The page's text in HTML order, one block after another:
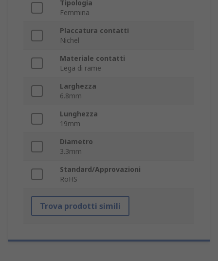
Tipologia
Femmina
Placcatura contatti
Nichel
Materiale contatti
Lega di rame
Larghezza
6.8mm
Lunghezza
19mm
Diametro
3.3mm
Standard/Approvazioni
RoHS
Trova prodotti simili